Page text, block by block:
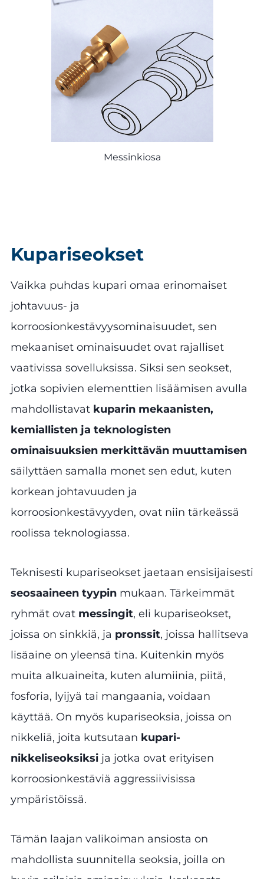
Messinkiosa
Kupariseokset
Vaikka puhdas kupari omaa erinomaiset
johtavuus- ja
korroosionkestävyysominaisuudet, sen
mekaaniset ominaisuudet ovat rajalliset
vaativissa sovelluksissa. Siksi sen seokset,
jotka sopivien elementtien lisäämisen avulla
mahdollistavat kuparin mekaanisten,
kemiallisten ja teknologisten
ominaisuuksien merkittävän muuttamisen
säilyttäen samalla monet sen edut, kuten
korkean johtavuuden ja
korroosionkestävyyden, ovat niin tärkeässä
roolissa teknologiassa.
Teknisesti kupariseokset jaetaan ensisijaisesti
seosaaineen tyypin mukaan. Tärkeimmät
ryhmät ovat messingit, eli kupariseokset,
joissa on sinkkiä, ja pronssit, joissa hallitseva
lisäaine on yleensä tina. Kuitenkin myös
muita alkuaineita, kuten alumiinia, piitä,
fosforia, lyijyä tai mangaania, voidaan
käyttää. On myös kupariseoksia, joissa on
nikkeliä, joita kutsutaan kupari-
nikkeliseoksiksi ja jotka ovat erityisen
korroosionkestäviä aggressiivisissa
ympäristöissä.
Tämän laajan valikoiman ansiosta on
mahdollista suunnitella seoksia, joilla on